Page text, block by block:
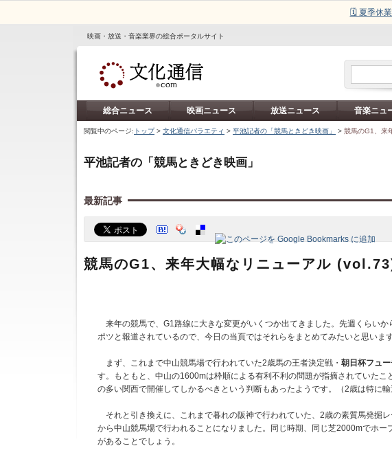
🗓️ 夏季休
映画・放送・音楽業界の総合ポータルサイト
総合ニュース 映画ニュース 放送ニュース 音楽ニュ
閲覧中のページ: トップ> 文化通信バラエティ > 平池記者の「競馬ときどき映画」 > 競馬のG1、来
平池記者の「競馬ときどき映画」
最新記事
競馬のG1、来年大幅なリニューアル
来年の競馬で、G1路線に大きな変更がいくつか出てきました。先週くらい
ポツと報道されているので、今日の当頁ではそれらをまとめてみたいと思います
まず、これまで中山競馬場で行われていた2歳馬の王者決定戦・ 朝日杯フュ
す。もともと、中山の1600mは枠順による有利不利の問題が指摘されていた
の多い関西で開催してしかるべきという判断もあったようです。（2歳は特に輸
それと引き換えに、これまで暮れの阪神で行われていた、2歳の素質馬発掘
から中山競馬場で行われることになりました。同じ時期、同じ芝2000mでホ
があることでしょう。